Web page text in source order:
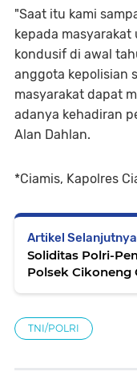
"Saat itu kami
kepada
kondusif di awal
anggota kepolisian
masyarakat dapat
adanya kehadiran
Alan Dahlan.
*Ciamis, Kapolres
Artikel Selanjutnya
Soliditas Polri-
Polsek Cikoneng
TNI/POLRI